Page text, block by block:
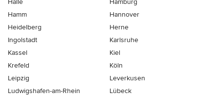
Halle
Hamburg
Hamm
Hannover
Heidelberg
Herne
Ingolstadt
Karlsruhe
Kassel
Kiel
Krefeld
Köln
Leipzig
Leverkusen
Ludwigshafen-am-Rhein
Lübeck